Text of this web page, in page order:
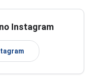
Instagram